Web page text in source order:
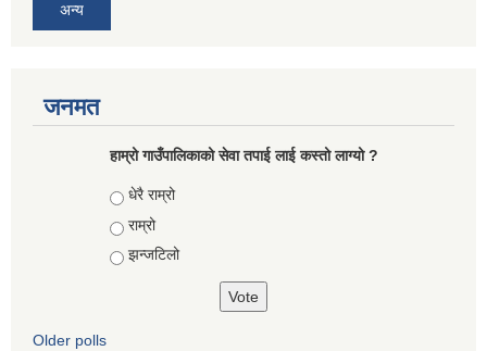
अन्य
जनमत
हाम्रो गाउँपालिकाको सेवा तपाई लाई कस्तो लाग्यो ?
Choices
धेरै राम्रो
राम्रो
झन्जटिलो
Older polls